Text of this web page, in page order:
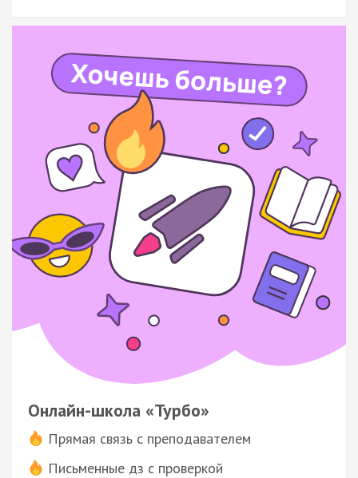
Онлайн-школа «Турбо»
Прямая связь с преподавателем
Письменные дз с проверкой